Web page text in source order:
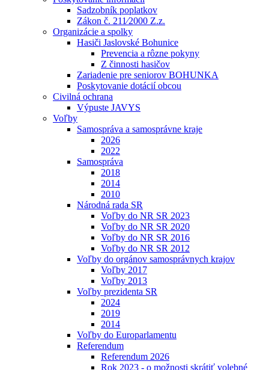
Sadzobník poplatkov
Zákon č. 211⁄2000 Z.z.
Organizácie a spolky
Hasiči Jaslovské Bohunice
Prevencia a rôzne pokyny
Z činnosti hasičov
Zariadenie pre seniorov BOHUNKA
Poskytovanie dotácií obcou
Civilná ochrana
Výpuste JAVYS
Voľby
Samospráva a samosprávne kraje
2026
2022
Samospráva
2018
2014
2010
Národná rada SR
Voľby do NR SR 2023
Voľby do NR SR 2020
Voľby do NR SR 2016
Voľby do NR SR 2012
Voľby do orgánov samosprávnych krajov
Voľby 2017
Voľby 2013
Voľby prezidenta SR
2024
2019
2014
Voľby do Europarlamentu
Referendum
Referendum 2026
Rok 2023 - o možnosti skrátiť volebné